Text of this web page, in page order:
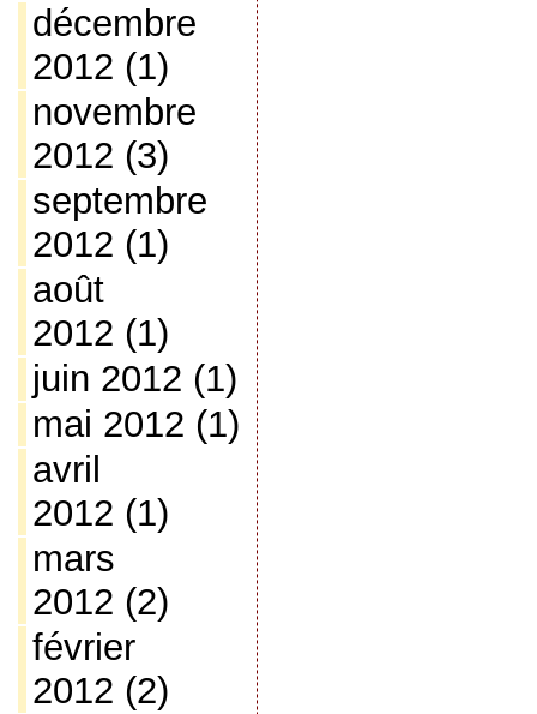
décembre
2012 (1)
novembre
2012 (3)
septembre
2012 (1)
août
2012 (1)
juin 2012 (1)
mai 2012 (1)
avril
2012 (1)
mars
2012 (2)
février
2012 (2)